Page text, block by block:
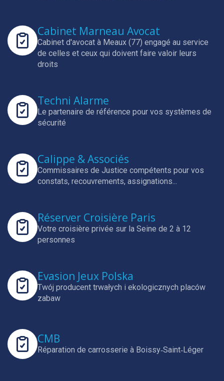
Cabinet Marneau Avocat
Cabinet d'avocat à Meaux (77) engagé au service
de celles et ceux qui doivent faire valoir leurs
droits
Techni Alarme
Le partenaire de référence pour vos systèmes de
sécurité
Calippe & Associés
Commissaires de Justice compétents pour vos
constats, recouvrements, assignations...
Réserver Croisière Paris
Votre croisière privée sur la Seine de 2 à 12
personnes
Evasion Jeux Polska
Twój producent trwałych i ekologicznych placów
zabaw
CMB
Réparation de carrosserie à Boissy‑Saint‑Léger